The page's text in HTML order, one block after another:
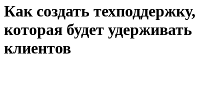
Как создать техподдержку,
которая будет удерживать
клиентов